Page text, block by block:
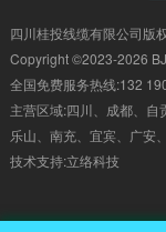
四川桂投线缆有限公司
Copyright ©2023-2026
全国免费服务热线:132
主营区域:四川、成都、自
乐山、南充、宜宾、广安
技术支持:立络科技